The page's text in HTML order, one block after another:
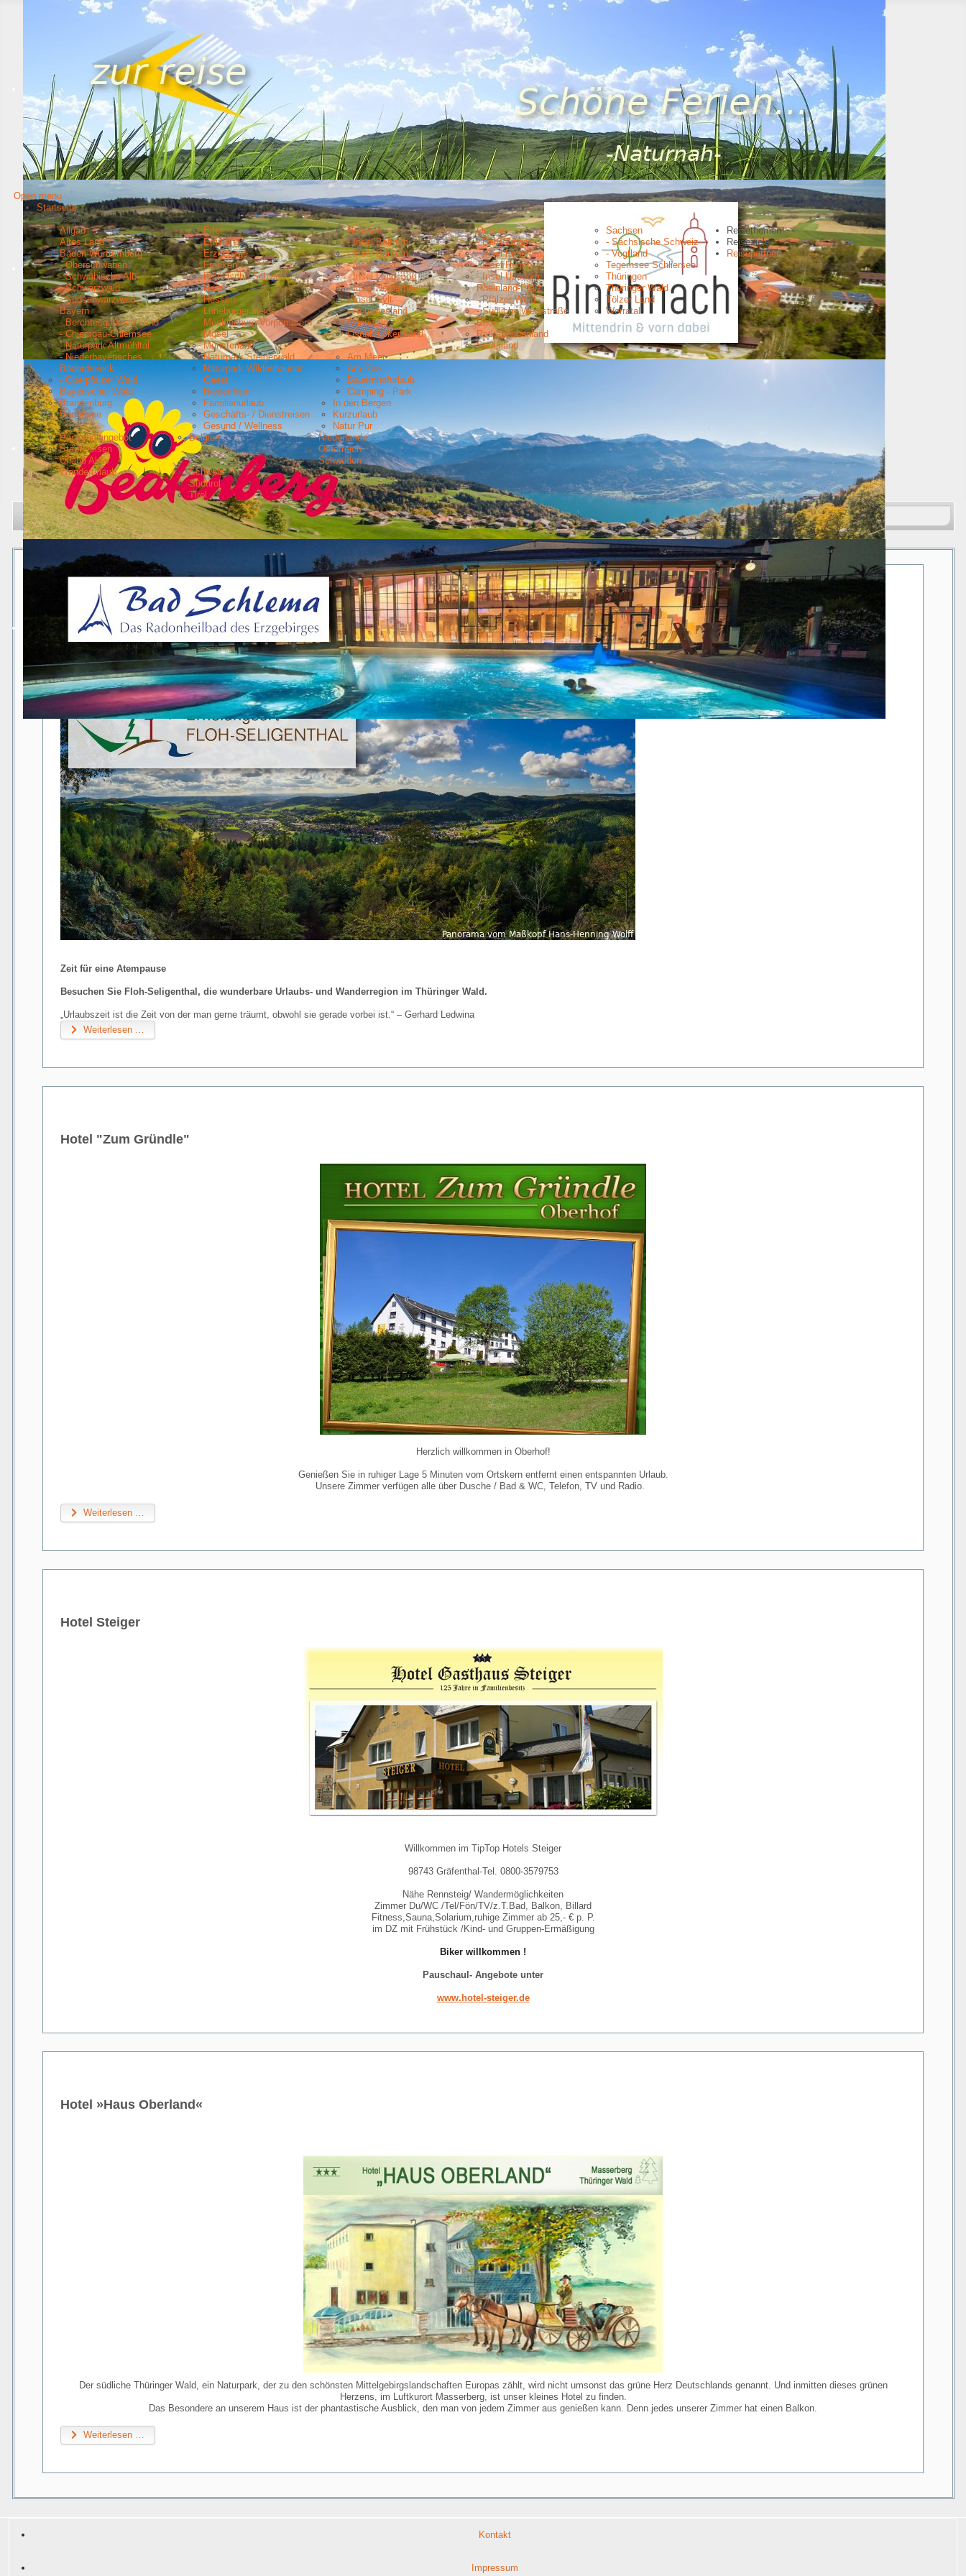
Open menu
Startseite
Urlaubsziele
Allgäu
Altes Land
Baden-Württemberg
- Oberschwaben
- Schwäbische Alb
- Schwarzwald
- Südschwarzwald
Bayern
- Berchtesgadener Land
- Chiemgau-Chiemsee
- Naturpark Altmühltal
- Niederbayerisches
Bäderdreieck
- Oberpfälzer Wald
Bayerischer Wald
Brandenburg
Bodensee
Eifel
Emsland
Erzgebirge
Franken
Fränkische Schweiz
Harz
Hessen
Lüneburger Heide
Mecklenburg Vorpommern
Mosel
Münsterland
Naturpark Steigerwald
Naturpark Wildeshauser
Geest
Niederrhein
Nordsee
- Insel Baltrum
- Insel Borkum
- Insel Juist
- Insel Langeoog
- Insel Norderney
- Insel Sylt
- Nordfriesland
Odenwald
Osnabrücker Land
Ostsee
- Darß/Zingst
- Insel Fehmarn
- Insel Rügen
- Insel Usedom
Rheinland-Pfalz
- Pfälzer Wald
- Südliche Weinstraße
Rhön
Rotkäppchenland
Sauerland
Sachsen
- Sächsische Schweiz
- Vogtland
Tegernsee Schliersee
Thüringen
Thüringer Wald
Tölzer Land
Werratal
Reisethemen
Am Meer
Am See
Bauernhofurlaub
Camping - Park
Familienurlaub
Geschäfts- / Dienstreisen
Gesund / Wellness
In den Bergen
Kurzurlaub
Natur Pur
Pauschalangebot
Städtereisen
Urlaub Aktiv
Wanderurlaub
Reiseziele
Belgien
Niederlande
Österreich
Schweden
Schweiz
Südtirol
Tirol
Reisepartner
Aktuelle Seite:Startseite Urlaubsziele Thüringer Wald Suchen
Tourist-Information Floh-Seligenthal
Zeit für eine Atempause
Besuchen Sie Floh-Seligenthal, die wunderbare Urlaubs- und Wanderregion im Thüringer Wald.
„Urlaubszeit ist die Zeit von der man gerne träumt, obwohl sie gerade vorbei ist.“ – Gerhard Ledwina
Weiterlesen …
Hotel "Zum Gründle"
Herzlich willkommen in Oberhof!
Genießen Sie in ruhiger Lage 5 Minuten vom Ortskern entfernt einen entspannten Urlaub.
Unsere Zimmer verfügen alle über Dusche / Bad & WC, Telefon, TV und Radio.
Weiterlesen …
Hotel Steiger
Willkommen im TipTop Hotels Steiger
98743 Gräfenthal-Tel. 0800-3579753
Nähe Rennsteig/ Wandermöglichkeiten
Zimmer Du/WC /Tel/Fön/TV/z.T.Bad, Balkon, Billard
Fitness,Sauna,Solarium,ruhige Zimmer ab 25,- € p. P.
im DZ mit Frühstück /Kind- und Gruppen-Ermäßigung
Biker willkommen !
Pauschaul- Angebote unter
www.hotel-steiger.de
Hotel »Haus Oberland«
Der südliche Thüringer Wald, ein Naturpark, der zu den schönsten Mittelgebirgslandschaften Europas zählt, wird nicht umsonst das grüne Herz Deutschlands genannt. Und inmitten dieses grünen
Herzens, im Luftkurort Masserberg, ist unser kleines Hotel zu finden.
Das Besondere an unserem Haus ist der phantastische Ausblick, den man von jedem Zimmer aus genießen kann. Denn jedes unserer Zimmer hat einen Balkon.
Weiterlesen …
Kontakt
Impressum